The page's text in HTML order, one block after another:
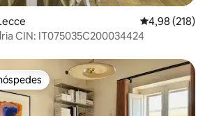
4,98 de uma
4,98 (218)
CIN: IT075035C200034424
preferidos dos hóspedes